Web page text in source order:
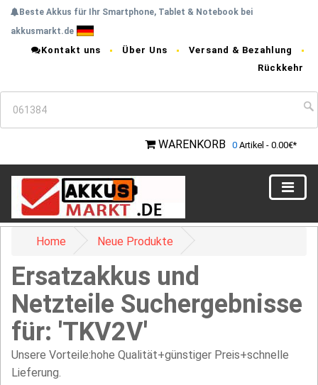
Beste Akkus für Ihr Smartphone, Tablet & Notebook bei
akkusmarkt.de
Kontakt uns Über Uns
Versand & Bezahlung
Rückkehr
WARENKORB 0 Artikel - 0.00€*
Home Neue Produkte
Ersatzakkus und
Netzteile Suchergebnisse
für: 'TKV2V'
Unsere Vorteile:hohe Qualität+günstiger Preis+schnelle
Lieferung.